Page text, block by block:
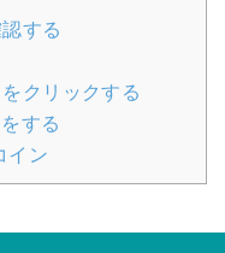
する
クリックする
する
イン